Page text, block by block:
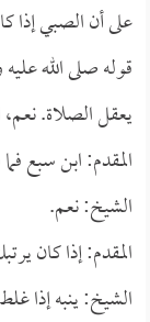
على أن الصبي إذا
قوله صلى الله
يعقل الصلاة.
المقدم: ابن سبع
الشيخ: نعم.
المقدم: إذا كان
الشيخ: ينبه إذا